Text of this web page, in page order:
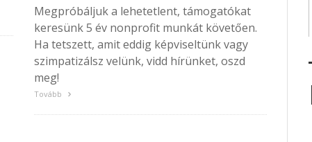
Megpróbáljuk a lehetetlent, támogatókat
keresünk 5 év nonprofit munkát követően.
Ha tetszett, amit eddig képviseltünk vagy
szimpatizálsz velünk, vidd hírünket, oszd
meg!
Tovább